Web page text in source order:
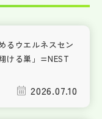
るウエルネスセン
ける巣」=NEST
2026.07.10